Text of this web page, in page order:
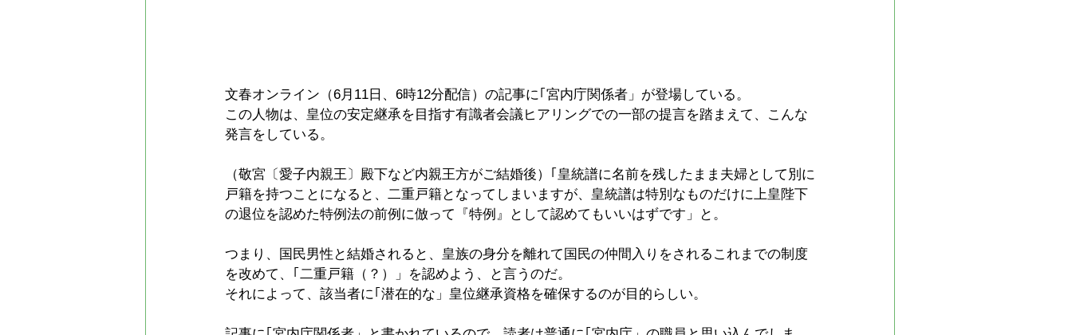
文春オンライン（6月11日、6時12分配信）の記事に｢宮内庁関係者」が登場している。
この人物は、皇位の安定継承を目指す有識者会議ヒアリングでの一部の提言を踏まえて、こんな
発言をしている。
（敬宮〔愛子内親王〕殿下など内親王方がご結婚後）｢皇統譜に名前を残したまま夫婦として別に
戸籍を持つことになると、二重戸籍となってしまいますが、皇統譜は特別なものだけに上皇陛下
の退位を認めた特例法の前例に倣って『特例』として認めてもいいはずです」と。
つまり、国民男性と結婚されると、皇族の身分を離れて国民の仲間入りをされるこれまでの制度
を改めて、｢二重戸籍（？）」を認めよう、と言うのだ。
それによって、該当者に｢潜在的な」皇位継承資格を確保するのが目的らしい。